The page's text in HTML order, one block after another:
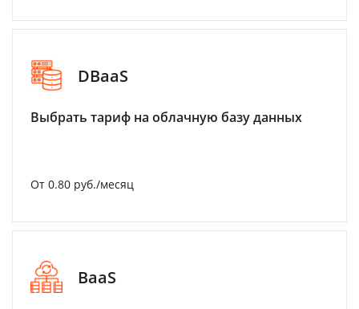
DBaaS
Выбрать тариф на облачную базу данных
От 0.80 руб./месяц
BaaS